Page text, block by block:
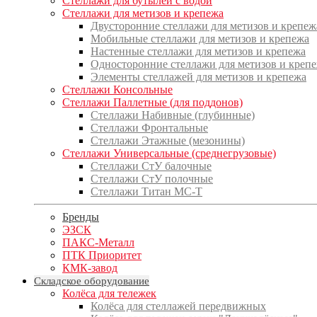
Стеллажи для метизов и крепежа
Двусторонние стеллажи для метизов и
Мобильные стеллажи для метизов и крепежа
Настенные стеллажи для метизов и крепежа
Односторонние стеллажи для метизов и
Элементы стеллажей для метизов и крепежа
Стеллажи Консольные
Стеллажи Паллетные (для поддонов)
Стеллажи Набивные (глубинные)
Стеллажи Фронтальные
Стеллажи Этажные (мезонины)
Стеллажи Универсальные (среднегрузовые)
Стеллажи СтУ балочные
Стеллажи СтУ полочные
Стеллажи Титан МС-Т
Бренды
ЭЗСК
ПАКС-Металл
ПТК Приоритет
КМК-завод
Складское оборудование
Колёса для тележек
Колёса для стеллажей передвижных